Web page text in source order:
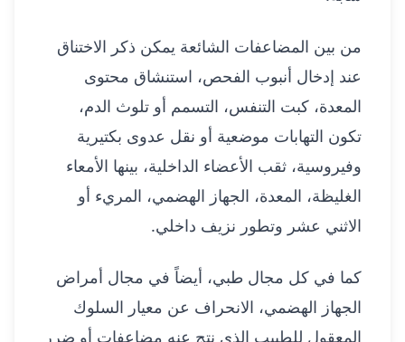
من بين المضاعفات الشائعة يمكن ذكر الاختناق
عند إدخال أنبوب الفحص، استنشاق محتوى
المعدة، كبت التنفس، التسمم أو تلوث الدم،
تكون التهابات موضعية أو نقل عدوى بكتيرية
وفيروسية، ثقب الأعضاء الداخلية، بينها الأمعاء
الغليظة، المعدة، الجهاز الهضمي، المريء أو
الاثني عشر وتطور نزيف داخلي.
كما في كل مجال طبي، أيضاً في مجال أمراض
الجهاز الهضمي، الانحراف عن معيار السلوك
المعقول للطبيب الذي نتج عنه مضاعفات أو ضرر